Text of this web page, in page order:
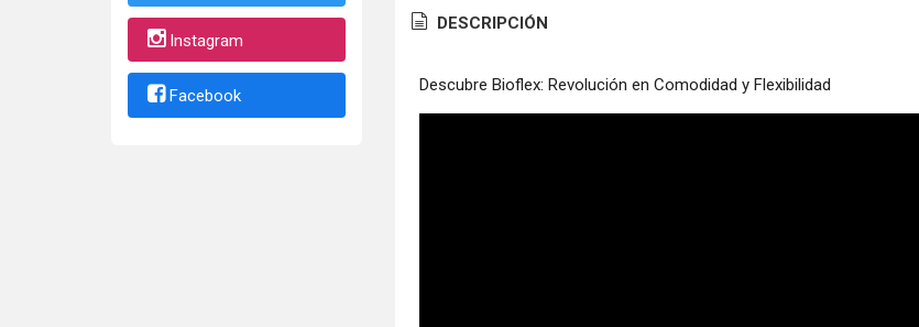
Instagram
Facebook
DESCRIPCIÓN
Descubre Bioflex: Revolución en Comodidad y Flexibilidad